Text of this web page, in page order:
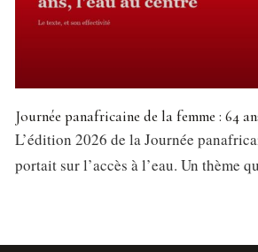
Journée panafricaine de la femme : 64
L’édition 2026 de la Journée
portait sur l’accès à l’eau. Un thème